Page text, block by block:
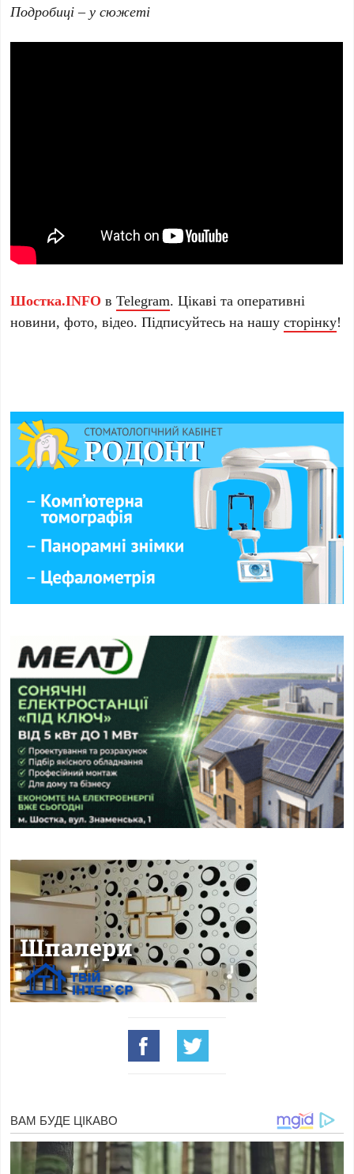
Подробиці – у сюжеті
Шостка.INFO вTelegram. Цікаві та оперативні
новини, фото, відео. Підписуйтесь на нашусторінку!